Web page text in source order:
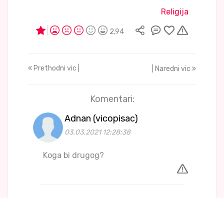
Religija
2,94
Prethodni vic | | Naredni vic
Komentari:
Adnan (vicopisac)
03.03.2021 12:28:38
Koga bi drugog?